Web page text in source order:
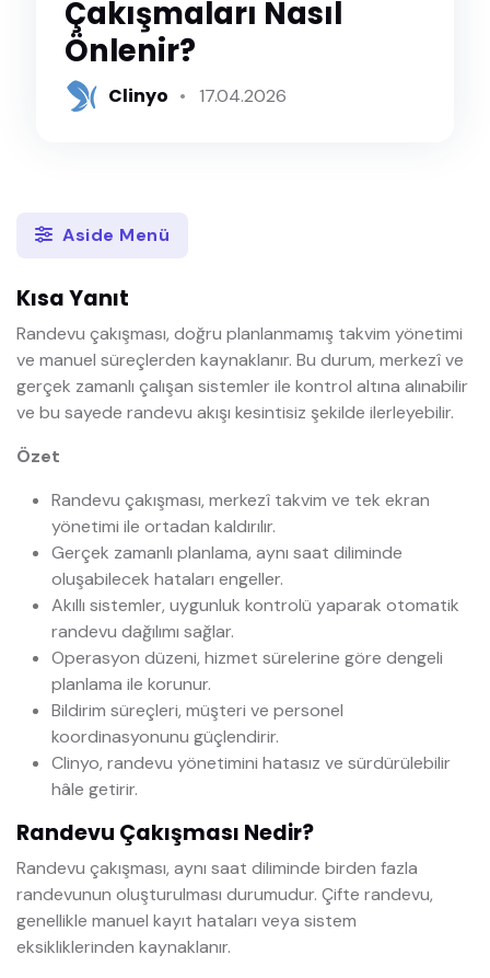
Çakışmaları Nasıl
Önlenir?
Clinyo 17.04.2026
Aside Menü
Kısa Yanıt
Randevu çakışması, doğru planlanmamış takvim yönetimi
ve manuel süreçlerden kaynaklanır. Bu durum, merkezî ve
gerçek zamanlı çalışan sistemler ile kontrol altına alınabilir
ve bu sayede randevu akışı kesintisiz şekilde ilerleyebilir.
Özet
Randevu çakışması, merkezî takvim ve tek ekran
yönetimi ile ortadan kaldırılır.
Gerçek zamanlı planlama, aynı saat diliminde
oluşabilecek hataları engeller.
Akıllı sistemler, uygunluk kontrolü yaparak otomatik
randevu dağılımı sağlar.
Operasyon düzeni, hizmet sürelerine göre dengeli
planlama ile korunur.
Bildirim süreçleri, müşteri ve personel
koordinasyonunu güçlendirir.
Clinyo, randevu yönetimini hatasız ve sürdürülebilir
hâle getirir.
Randevu Çakışması Nedir?
Randevu çakışması, aynı saat diliminde birden fazla
randevunun oluşturulması durumudur. Çifte randevu,
genellikle manuel kayıt hataları veya sistem
eksikliklerinden kaynaklanır.